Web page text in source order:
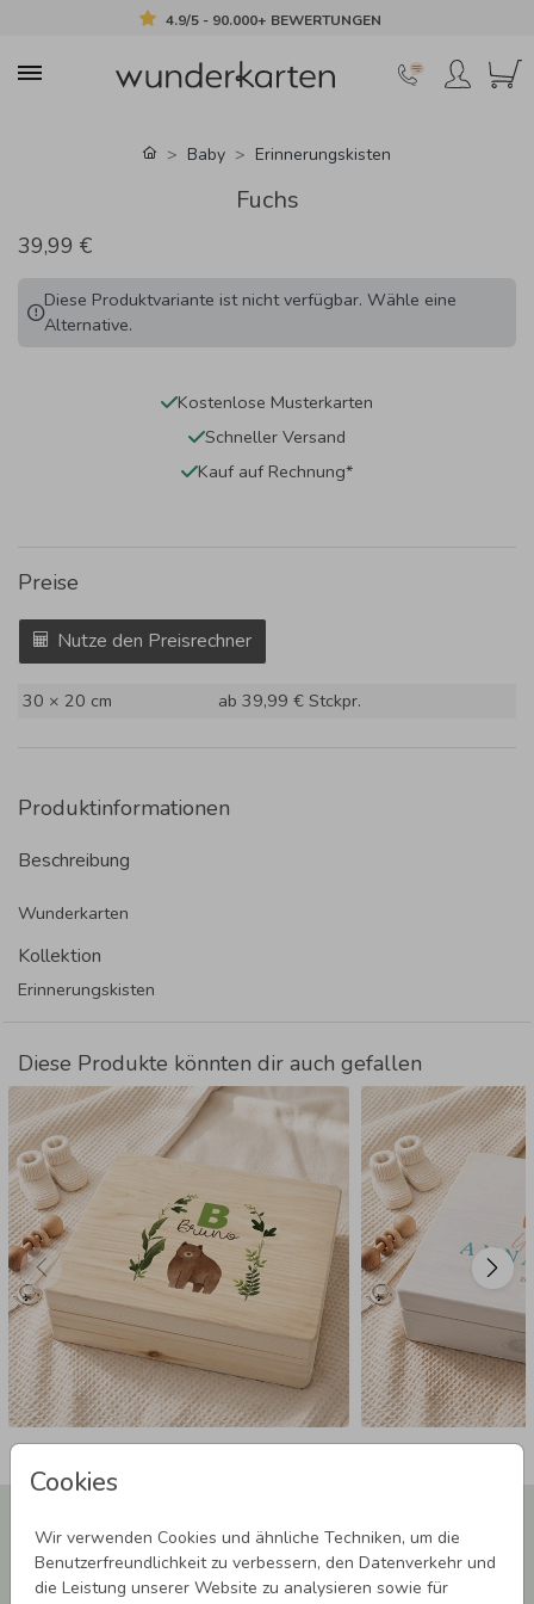
4.9/5 - 90.000+ BEWERTUNGEN
Cookies
Wir verwenden Cookies und ähnliche Techniken, um die
Benutzerfreundlichkeit zu verbessern, den Datenverkehr und
die Leistung unserer Website zu analysieren sowie für
Baby Erinnerungskisten
Fuchs
39,99 €
Diese Produktvariante ist nicht verfügbar. Wähle eine
Alternative.
Kostenlose Musterkarten
Schneller Versand
Kauf auf Rechnung*
Preise
Nutze den Preisrechner
30 × 20 cm ab 39,99 € Stckpr.
Produktinformationen
Beschreibung
Wunderkarten
Kollektion
Erinnerungskisten
Diese Produkte könnten dir auch gefallen
sichern!
Melde Dich zu unserem Newsletter an und bleibe auf dem